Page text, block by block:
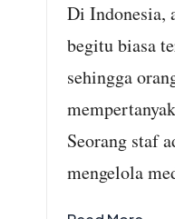
Di Indonesia,
begitu biasa
sehingga
Seorang staf
mengelola